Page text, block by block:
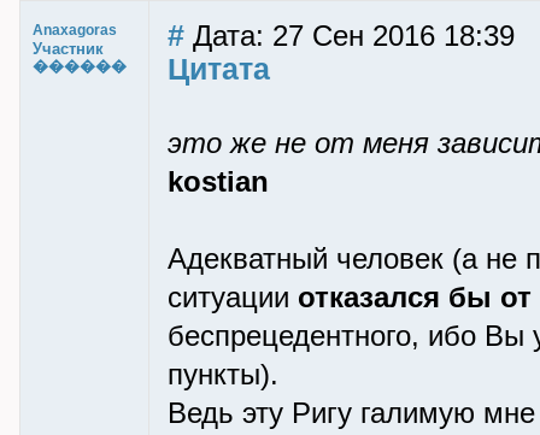
Anaxagoras
Участник
������
# Дата: 27 Сен 2016 18:39
Цитата
это же не от меня
kostian
Адекватный человек (а не
ситуации отказался бы
беспрецедентного, ибо
пункты).
Ведь эту Ригу галимую